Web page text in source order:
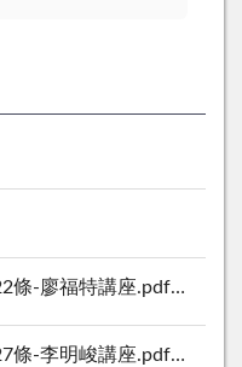
條-廖福特講座.pdf 423 KB
條-李明峻講座.pdf 394 KB